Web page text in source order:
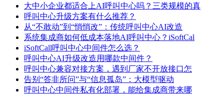
大中小企业都适合上AI呼叫中心吗？三类规模的真
呼叫中心升级方案有什么推荐？
从“不敢动”到“悄悄改”：传统呼叫中心AI改造
系统集成商如何低成本落地AI呼叫中心？iSoftCal
iSoftCall呼叫中心中间件怎么选？
呼叫中心AI升级改造用哪款中间件？
呼叫中心兼容对接方案，遇到厂家不开放接口怎
告别“答非所问”与“信息孤岛”：大模型驱动
呼叫中心中间件私有化部署，能给集成商带来哪